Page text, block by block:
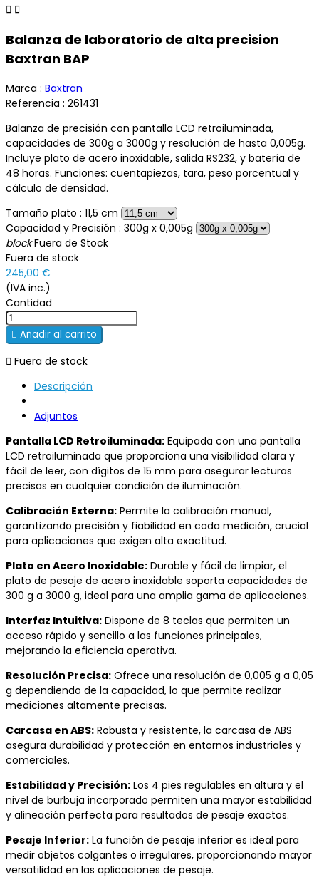
 
Balanza de laboratorio de alta precision
Baxtran BAP
Marca : Baxtran
Referencia : 261431
Balanza de precisión con pantalla LCD retroiluminada,
capacidades de 300g a 3000g y resolución de hasta 0,005g.
Incluye plato de acero inoxidable, salida RS232, y batería de
48 horas. Funciones: cuentapiezas, tara, peso porcentual y
cálculo de densidad.
Tamaño plato : 11,5 cm
Capacidad y Precisión : 300g x 0,005g
blockFuera de Stock
Fuera de stock
245,00 €
(IVA inc.)
Cantidad
 Añadir al carrito
 Fuera de stock
Descripción
Adjuntos
Pantalla LCD Retroiluminada: Equipada con una pantalla
LCD retroiluminada que proporciona una visibilidad clara y
fácil de leer, con dígitos de 15 mm para asegurar lecturas
precisas en cualquier condición de iluminación.
Calibración Externa: Permite la calibración manual,
garantizando precisión y fiabilidad en cada medición, crucial
para aplicaciones que exigen alta exactitud.
Plato en Acero Inoxidable: Durable y fácil de limpiar, el
plato de pesaje de acero inoxidable soporta capacidades de
300 g a 3000 g, ideal para una amplia gama de aplicaciones.
Interfaz Intuitiva: Dispone de 8 teclas que permiten un
acceso rápido y sencillo a las funciones principales,
mejorando la eficiencia operativa.
Resolución Precisa: Ofrece una resolución de 0,005 g a 0,05
g dependiendo de la capacidad, lo que permite realizar
mediciones altamente precisas.
Carcasa en ABS: Robusta y resistente, la carcasa de ABS
asegura durabilidad y protección en entornos industriales y
comerciales.
Estabilidad y Precisión: Los 4 pies regulables en altura y el
nivel de burbuja incorporado permiten una mayor estabilidad
y alineación perfecta para resultados de pesaje exactos.
Pesaje Inferior: La función de pesaje inferior es ideal para
medir objetos colgantes o irregulares, proporcionando mayor
versatilidad en las aplicaciones de pesaje.